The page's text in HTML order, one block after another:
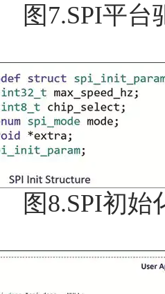
图7.SPI平
图8.SPI初